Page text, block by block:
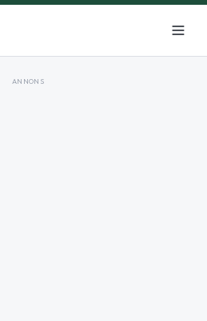
ANNONS